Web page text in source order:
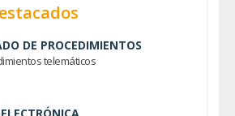
DE PROCEDIMIENTOS
telemáticos